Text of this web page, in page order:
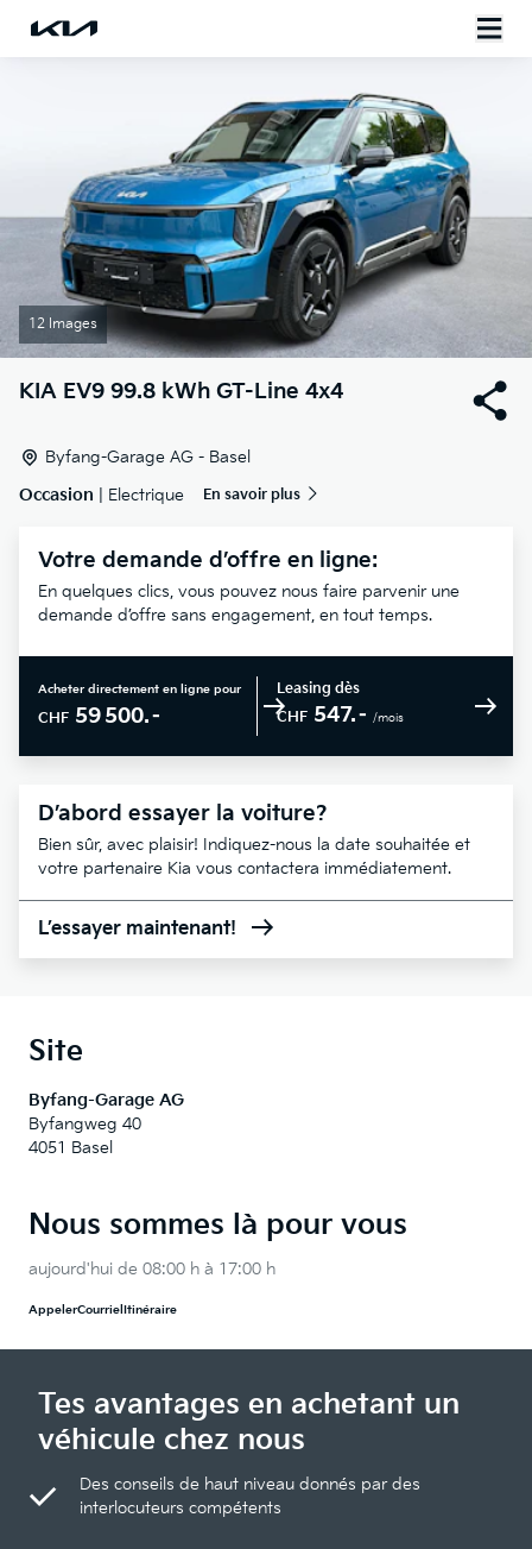
12 Images
KIA EV9 99.8 kWh GT-Line 4x4
Byfang-Garage AG - Basel
Occasion | Electrique En savoir plus
Votre demande d’offre en ligne:
En quelques clics, vous pouvez nous faire parvenir une
demande d’offre sans engagement, en tout temps.
Acheter directement en ligne pour
CHF 59 500.–
Leasing dès
CHF 547.– /mois
D’abord essayer la voiture?
Bien sûr, avec plaisir! Indiquez-nous la date souhaitée et
votre partenaire Kia vous contactera immédiatement.
L’essayer maintenant!
Site
Byfang-Garage AG
Byfangweg 40
4051 Basel
Nous sommes là pour vous
aujourd'hui de 08:00 h à 17:00 h
AppelerCourriel Itinéraire
Tes avantages en achetant un
véhicule chez nous
Des conseils de haut niveau donnés par des
interlocuteurs compétents